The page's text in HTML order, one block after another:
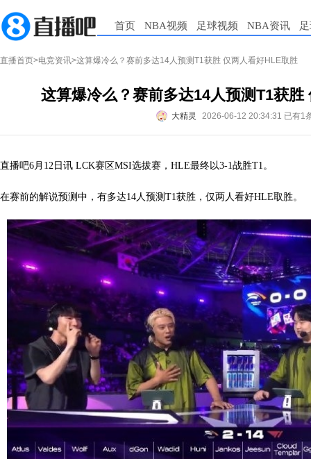
首页 NBA视频 足球视频 NBA资讯
直播首页>电竞资讯>这算爆冷么？赛前多达14人预测T1获胜 仅两人看好HLE取胜
这算爆冷么？赛前多达14人预测T1获胜
大精灵 2026-06-12 20:34:31 已有1
直播吧6月12日讯 LCK赛区MSI选拔赛，HLE最终以3-1战胜T1。
在赛前的解说预测中，有多达14人预测T1获胜，仅两人看好HLE取胜。